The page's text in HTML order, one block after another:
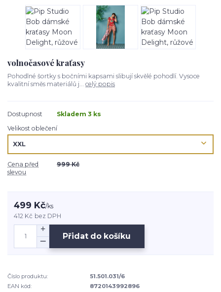
volnočasové kraťasy
Pohodlné šortky s bočními kapsami slibují skvělé pohodlí. Vysoce
kvalitní směs materiálů j... celý popis
Dostupnost
Skladem 3 ks
Velikost oblečení
Cena před
slevou
999 Kč
499 Kč/ks
412 Kč bez DPH
Přidat do košíku
Číslo produktu:
51.501.031/6
EAN kód:
8720143992896